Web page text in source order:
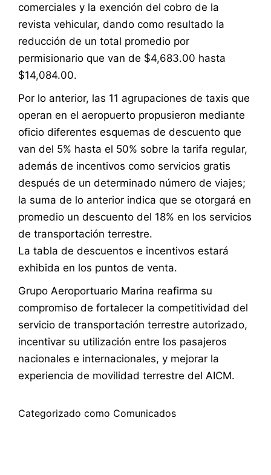
comerciales y la exención del cobro de la
revista vehicular, dando como resultado la
reducción de un total promedio por
permisionario que van de $4,683.00 hasta
$14,084.00.
Por lo anterior, las 11 agrupaciones de taxis que
operan en el aeropuerto propusieron mediante
oficio diferentes esquemas de descuento que
van del 5% hasta el 50% sobre la tarifa regular,
además de incentivos como servicios gratis
después de un determinado número de viajes;
la suma de lo anterior indica que se otorgará en
promedio un descuento del 18% en los servicios
de transportación terrestre.
La tabla de descuentos e incentivos estará
exhibida en los puntos de venta.
Grupo Aeroportuario Marina reafirma su
compromiso de fortalecer la competitividad del
servicio de transportación terrestre autorizado,
incentivar su utilización entre los pasajeros
nacionales e internacionales, y mejorar la
experiencia de movilidad terrestre del AICM.
Categorizado como Comunicados